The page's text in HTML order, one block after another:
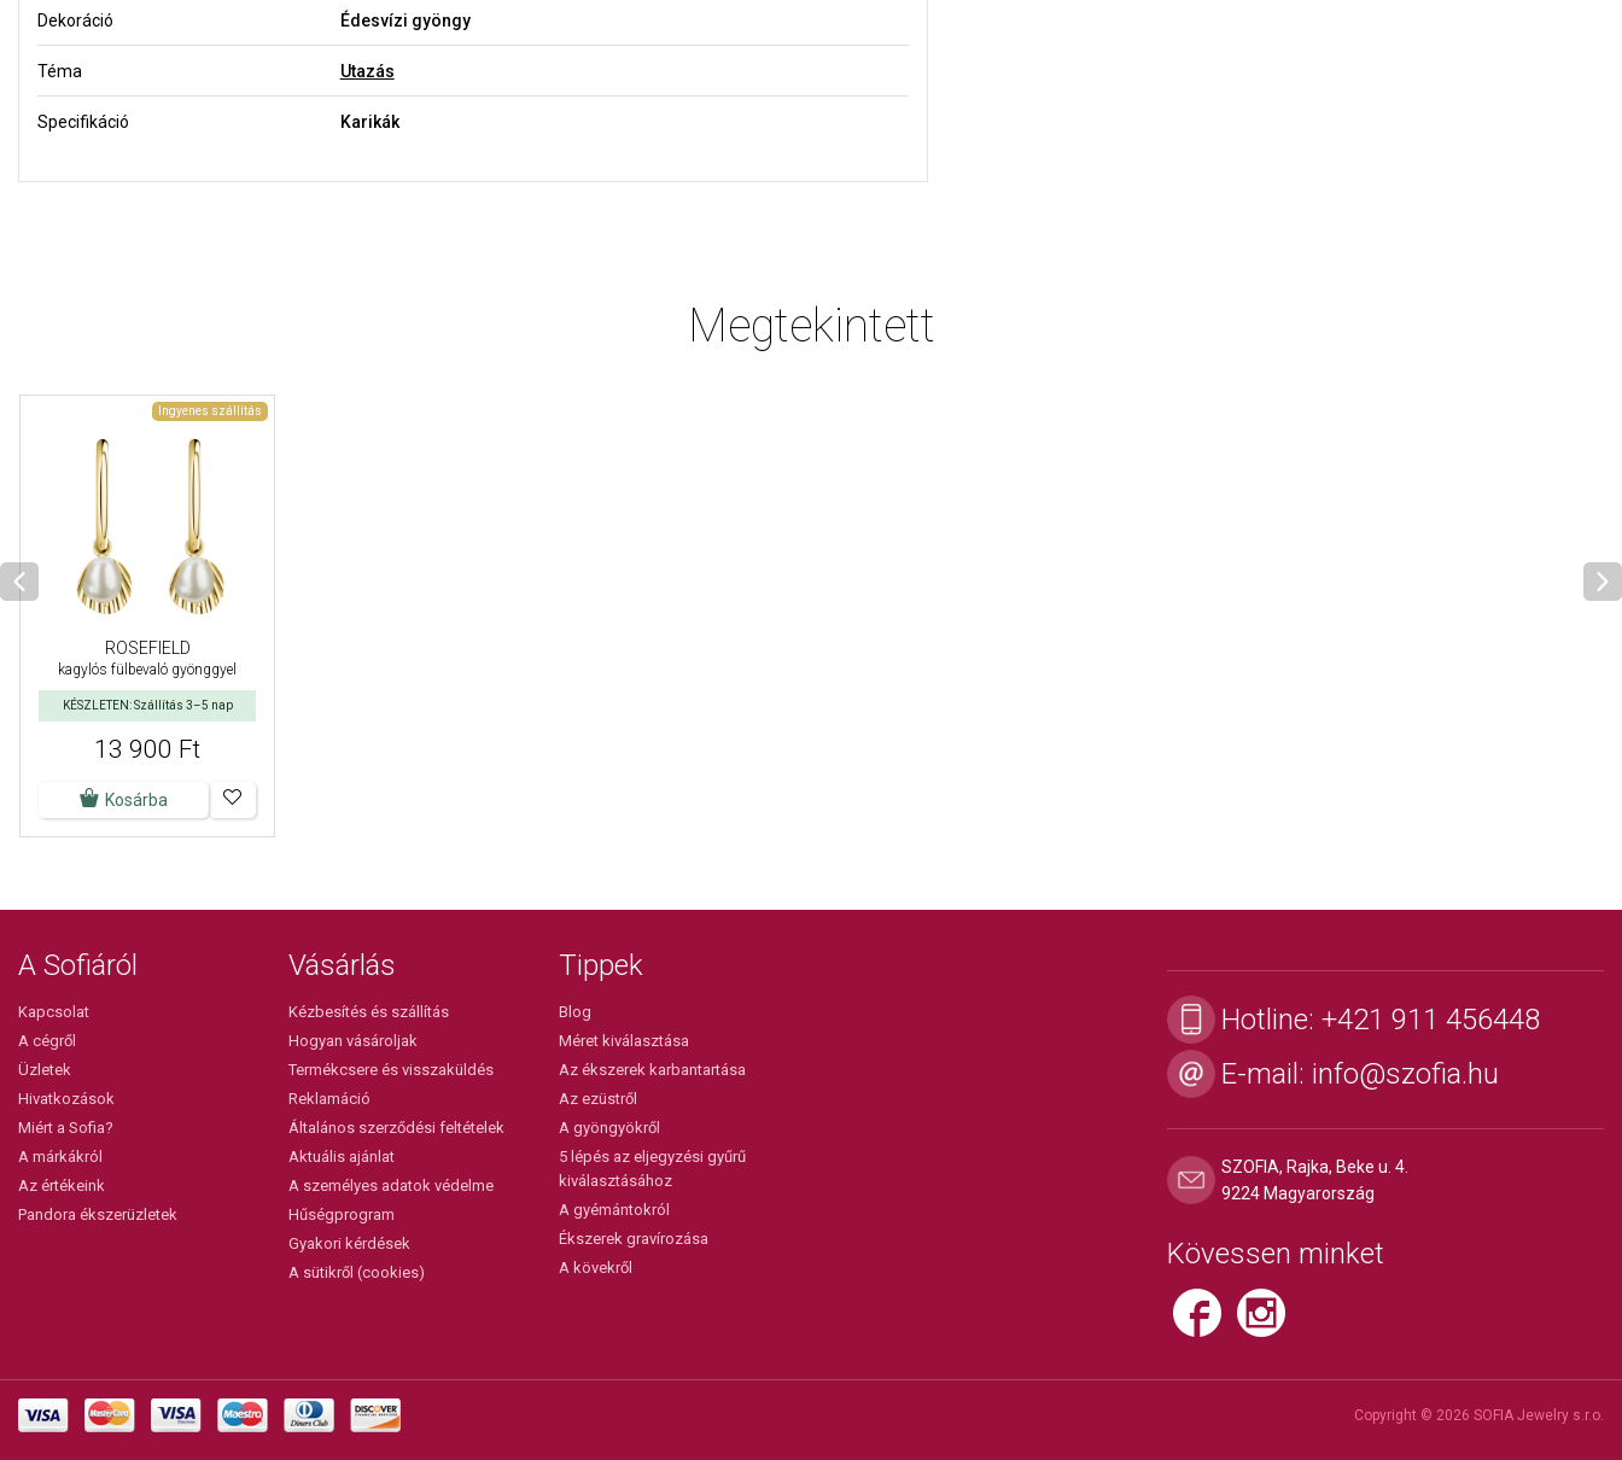
Dekoráció Édesvízi gyöngy
Téma Utazás
Specifikáció Karikák
Megtekintett
Ingyenes szállítás
ROSEFIELD
kagylós fülbevaló gyönggyel
KÉSZLETEN: Szállítás 3–5 nap
13 900 Ft
Kosárba
A Sofiáról
Kapcsolat
A cégről
Üzletek
Hivatkozások
Miért a Sofia?
A márkákról
Az értékeink
Pandora ékszerüzletek
Vásárlás
Kézbesítés és szállítás
Hogyan vásároljak
Termékcsere és visszaküldés
Reklamáció
Általános szerződési feltételek
Aktuális ajánlat
A személyes adatok védelme
Hűségprogram
Gyakori kérdések
A sütikről (cookies)
Tippek
Blog
Méret kiválasztása
Az ékszerek karbantartása
Az ezüstről
A gyöngyökről
5 lépés az eljegyzési gyűrű
kiválasztásához
A gyémántokról
Ékszerek gravírozása
A kövekről
Hotline: +421 911 456448
E-mail: info@szofia.hu
SZOFIA, Rajka, Beke u. 4.
9224 Magyarország
Kövessen minket
Copyright © 2026 SOFIA Jewelry s.r.o.